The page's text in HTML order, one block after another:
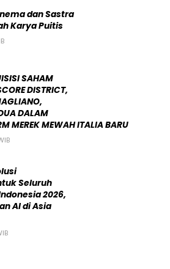
dan Sastra
Karya Puitis
SAHAM
DISTRICT,
DALAM
MEREK MEWAH ITALIA BARU
Seluruh
2026,
AI di Asia